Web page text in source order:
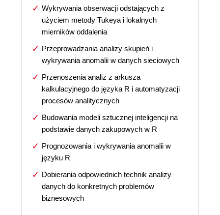
Wykrywania obserwacji odstających z
użyciem metody Tukeya i lokalnych
mierników oddalenia
Przeprowadzania analizy skupień i
wykrywania anomalii w danych sieciowych
Przenoszenia analiz z arkusza
kalkulacyjnego do języka R i automatyzacji
procesów analitycznych
Budowania modeli sztucznej inteligencji na
podstawie danych zakupowych w R
Prognozowania i wykrywania anomalii w
języku R
Dobierania odpowiednich technik analizy
danych do konkretnych problemów
biznesowych